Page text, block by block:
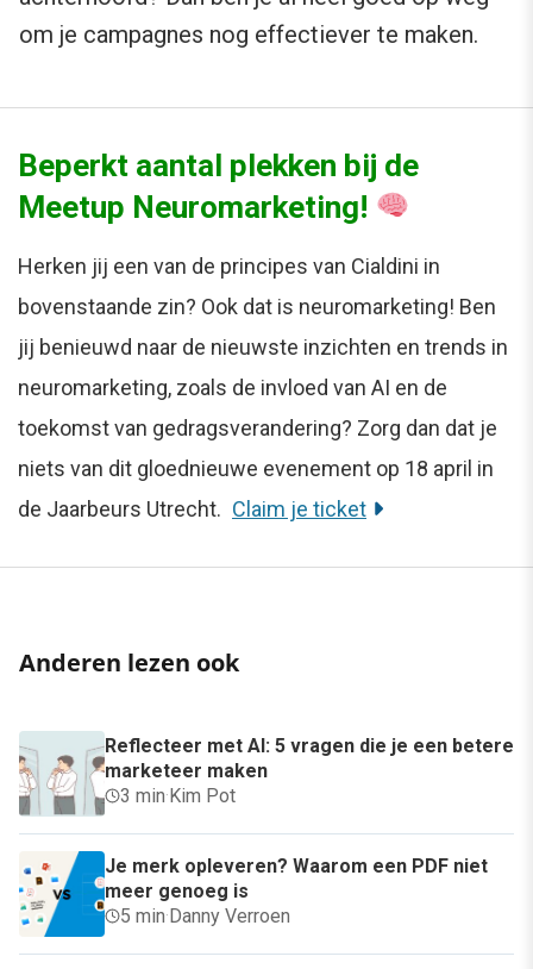
om je campagnes nog effectiever te maken.
Beperkt aantal plekken bij de
Meetup Neuromarketing!
Herken jij een van de principes van Cialdini in
bovenstaande zin? Ook dat is neuromarketing! Ben
jij benieuwd naar de nieuwste inzichten en trends in
neuromarketing, zoals de invloed van AI en de
toekomst van gedragsverandering? Zorg dan dat je
niets van dit gloednieuwe evenement op 18 april in
de Jaarbeurs Utrecht. Claim je ticket
Anderen lezen ook
Reflecteer met AI: 5 vragen die je een betere
marketeer maken
3 min·Kim Pot
Je merk opleveren? Waarom een PDF niet
meer genoeg is
5 min·Danny Verroen